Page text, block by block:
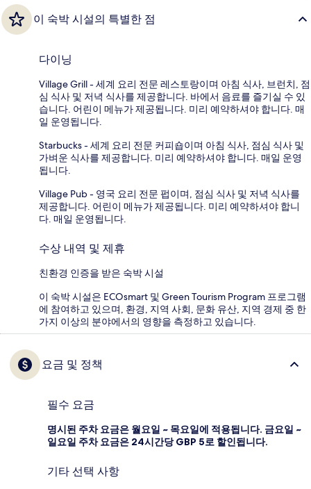
이 숙박 시설의 특별한 점
다이닝
Village Grill - 세계 요리 전문 레스토랑이며 아침 식사, 브런치, 점
심 식사 및 저녁 식사를 제공합니다. 바에서 음료를 즐기실 수 있
습니다. 어린이 메뉴가 제공됩니다. 미리 예약하셔야 합니다. 매
일 운영됩니다.
Starbucks - 세계 요리 전문 커피숍이며 아침 식사, 점심 식사 및
가벼운 식사를 제공합니다. 미리 예약하셔야 합니다. 매일 운영
됩니다.
Village Pub - 영국 요리 전문 펍이며, 점심 식사 및 저녁 식사를
제공합니다. 어린이 메뉴가 제공됩니다. 미리 예약하셔야 합니
다. 매일 운영됩니다.
수상 내역 및 제휴
친환경 인증을 받은 숙박 시설
이 숙박 시설은 ECOsmart 및 Green Tourism Program 프로그램
에 참여하고 있으며, 환경, 지역 사회, 문화 유산, 지역 경제 중 한
가지 이상의 분야에서의 영향을 측정하고 있습니다.
요금 및 정책
필수 요금
명시된 주차 요금은 월요일 ~ 목요일에 적용됩니다. 금요일 ~
일요일 주차 요금은 24시간당 GBP 5로 할인됩니다.
기타 선택 사항